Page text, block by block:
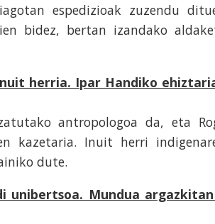
espedizioak zuzendu
bidez, bertan izandako
herria. Ipar Handiko
antropologoa da, eta
kazetaria. Inuit herri
dute.
unibertsoa. Mundua